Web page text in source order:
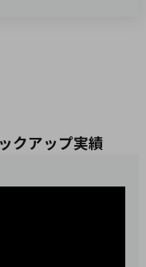
クアップ実績